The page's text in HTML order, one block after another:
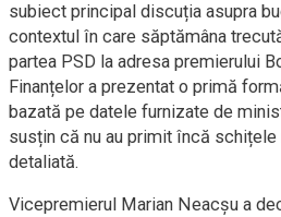
subiect principal discuția asupra
contextul în care săptămâna
partea PSD la adresa premierului
Finanțelor a prezentat o primă
bazată pe datele furnizate de
susțin că nu au primit încă
detaliată.
Vicepremierul Marian Neacșu a